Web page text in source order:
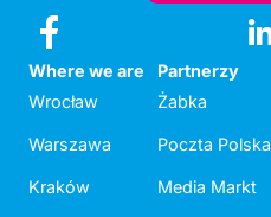
Where we are
Wrocław
Warszawa
Kraków
Partnerzy
Żabka
Poczta Polska
Media Markt